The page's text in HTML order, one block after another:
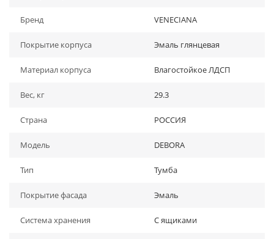
Бренд VENECIANA
Покрытие корпуса Эмаль глянцевая
Материал корпуса Влагостойкое ЛДСП
Вес, кг 29.3
Страна РОССИЯ
Модель DEBORA
Тип Тумба
Покрытие фасада Эмаль
Система хранения С ящиками